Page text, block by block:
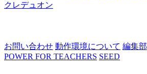
クレデュオン
お問い合わせ 動作環境について 編集部
POWER FOR TEACHERS SEED